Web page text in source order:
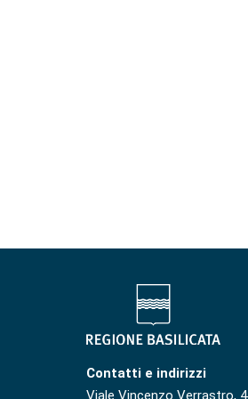
Contatti e indirizzi
Viale Vincenzo Verrastro, 4